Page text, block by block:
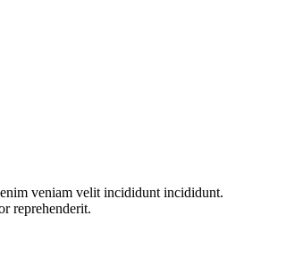
veniam velit incididunt incididunt.
reprehenderit.